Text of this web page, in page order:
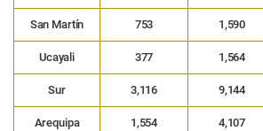
San Martín 753 1,590
Ucayali 377 1,564
Sur 3,116 9,144
Arequipa 1,554 4,107